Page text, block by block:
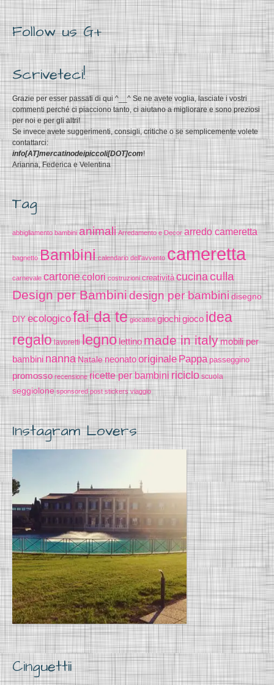
Follow us G+
Scriveteci!
Grazie per esser passati di qui ^__^ Se ne avete voglia, lasciate i vostri
commenti perché ci piacciono tanto, ci aiutano a migliorare e sono preziosi
per noi e per gli altri!
Se invece avete suggerimenti, consigli, critiche o se semplicemente volete
contattarci:
info[AT]mercatinodeipiccoli[DOT]com!
Arianna, Federica e Velentina
Tag
abbigliamento bambini animali Arredamento e Decor arredo cameretta
bagnetto Bambini calendario dell'avvento cameretta
carnevale cartonecolori costruzioni creatività cucinaculla
Design per Bambinidesign per bambinidisegno
DIY ecologicofai da te giocattoli giochigioco idea
regalo lavoretti legno lettinomade in italymobili per
bambininanna Nataleneonatooriginale Pappa passeggino
promosso recensione ricette per bambini riciclo scuola
seggiolone sponsored post stickers viaggio
Instagram Lovers
Cinguettii